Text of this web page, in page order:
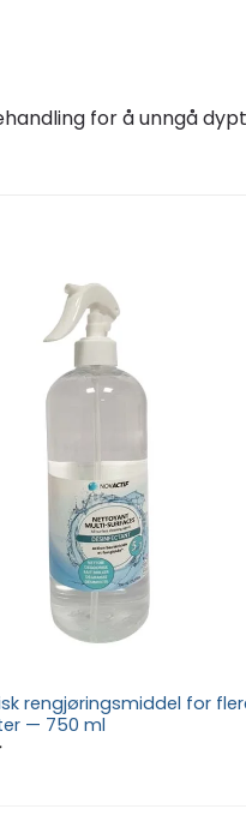
for å unngå
rengjøringsmiddel for
— 750 ml